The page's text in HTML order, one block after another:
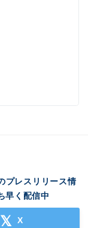
プレスリリース情
早く配信中
X